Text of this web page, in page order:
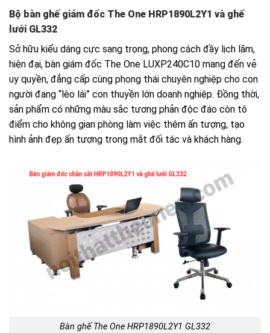
Bộ bàn ghế giám đốc The One HRP1890L2Y1 và ghế
lưới GL332
Sở hữu kiểu dáng cực sang trọng, phong cách đầy lịch lãm,
hiện đại, bàn giám đốc The One LUXP240C10 mang đến vẻ
uy quyền, đẳng cấp cùng phong thái chuyên nghiệp cho con
người đang “lèo lái” con thuyền lớn doanh nghiệp. Đồng thời,
sản phẩm có những màu sắc tương phản độc đáo còn tô
điểm cho không gian phòng làm việc thêm ấn tượng, tạo
hình ảnh đẹp ấn tượng trong mắt đối tác và khách hàng.
Bàn ghế The One HRP1890L2Y1 GL332